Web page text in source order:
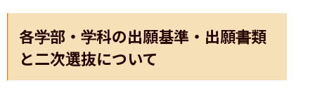
各学部・学科の出願基準・出願書類
と二次選抜について